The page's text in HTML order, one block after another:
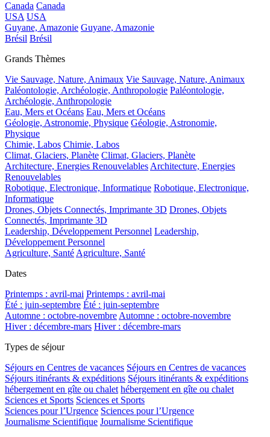
Canada Canada
USA USA
Guyane, Amazonie Guyane, Amazonie
Brésil Brésil
Grands Thèmes
Vie Sauvage, Nature, Animaux Vie Sauvage, Nature, Animaux
Paléontologie, Archéologie, Anthropologie Paléontologie,
Archéologie, Anthropologie
Eau, Mers et Océans Eau, Mers et Océans
Géologie, Astronomie, Physique Géologie, Astronomie,
Physique
Chimie, Labos Chimie, Labos
Climat, Glaciers, Planète Climat, Glaciers, Planète
Architecture, Energies RenouvelablesArchitecture, Energies
Renouvelables
Robotique, Electronique, Informatique Robotique, Electronique,
Informatique
Drones, Objets Connectés, Imprimante 3D Drones, Objets
Connectés, Imprimante 3D
Leadership, Développement Personnel Leadership,
Développement Personnel
Agriculture, SantéAgriculture, Santé
Dates
Printemps : avril-mai Printemps : avril-mai
Été : juin-septembre Été : juin-septembre
Automne : octobre-novembreAutomne : octobre-novembre
Hiver : décembre-mars Hiver : décembre-mars
Types de séjour
Séjours en Centres de vacances Séjours en Centres de vacances
Séjours itinérants & expéditions Séjours itinérants & expéditions
hébergement en gîte ou chalet hébergement en gîte ou chalet
Sciences et Sports Sciences et Sports
Sciences pour l’Urgence Sciences pour l’Urgence
Journalisme Scientifique Journalisme Scientifique